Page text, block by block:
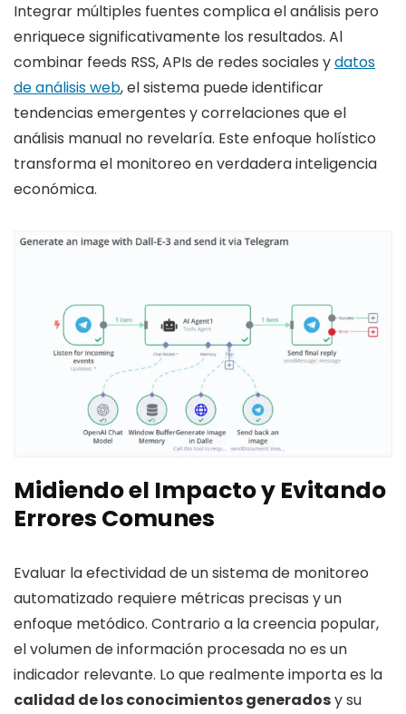
Integrar múltiples fuentes complica el análisis pero
enriquece significativamente los resultados. Al
combinar feeds RSS, APIs de redes sociales ydatos
de análisis web, el sistema puede identificar
tendencias emergentes y correlaciones que el
análisis manual no revelaría. Este enfoque holístico
transforma el monitoreo en verdadera inteligencia
económica.
Midiendo el Impacto y Evitando
Errores Comunes
Evaluar la efectividad de un sistema de monitoreo
automatizado requiere métricas precisas y un
enfoque metódico. Contrario a la creencia popular,
el volumen de información procesada no es un
indicador relevante. Lo que realmente importa es la
calidad de los conocimientos generadosy su